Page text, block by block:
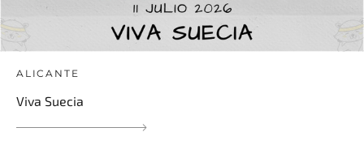
ALICANTE
Viva Suecia